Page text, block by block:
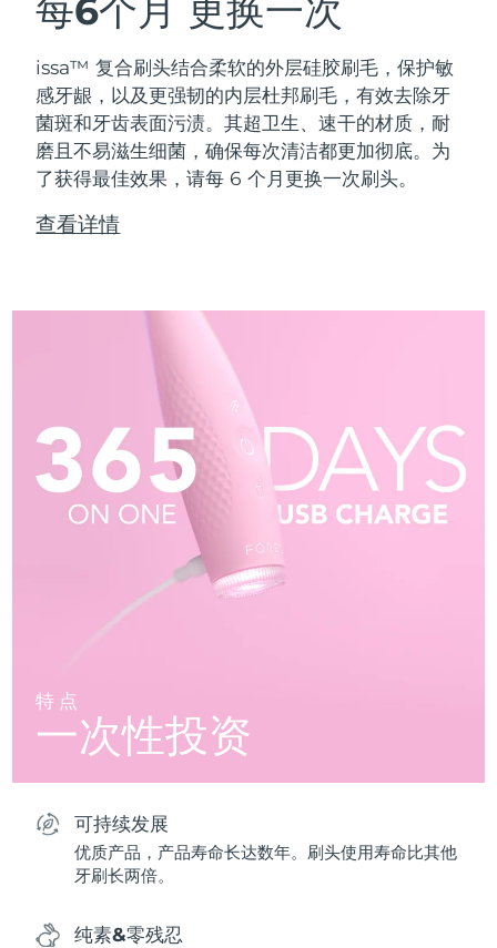
每6个月 更换一次
issa™ 复合刷头结合柔软的外层硅胶刷毛，保护敏
感牙龈，以及更强韧的内层杜邦刷毛，有效去除牙
菌斑和牙齿表面污渍。其超卫生、速干的材质，耐
磨且不易滋生细菌，确保每次清洁都更加彻底。为
了获得最佳效果，请每 6 个月更换一次刷头。
查看详情
特点
一次性投资
可持续发展
优质产品，产品寿命长达数年。刷头使用寿命比其他
牙刷长两倍。
纯素&零残忍